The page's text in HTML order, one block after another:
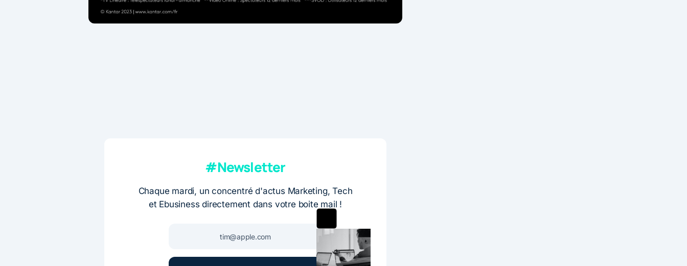
#Newsletter
Chaque mardi, un concentré d'actus Marketing, Tech
et Ebusiness directement dans votre boite mail !